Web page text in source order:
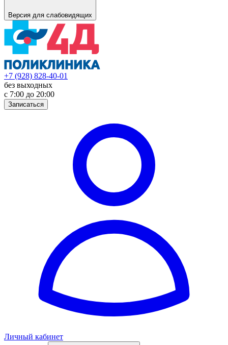
Версия для слабовидящих
+7 (928) 828-40-01
без выходных
с 7:00 до 20:00
Записаться
Личный кабинет